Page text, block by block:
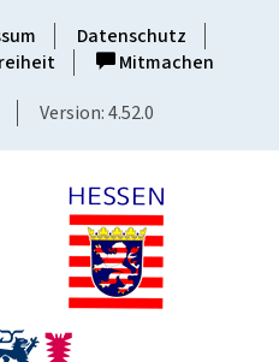
Datenschutz
Mitmachen
Version: 4.52.0